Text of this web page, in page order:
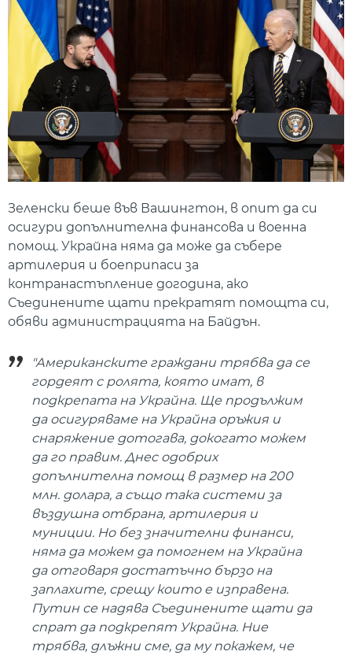
Зеленски беше във Вашингтон, в опит да си
осигури допълнителна финансова и военна
помощ. Украйна няма да може да събере
артилерия и боеприпаси за
контранастъпление догодина, ако
Съединените щати прекратят помощта си,
обяви администрацията на Байдън.
"Американските граждани трябва да се
гордеят с ролята, която имат, в
подкрепата на Украйна. Ще продължим
да осигуряваме на Украйна оръжия и
снаряжение дотогава, докогато можем
да го правим. Днес одобрих
допълнителна помощ в размер на 200
млн. долара, а също така системи за
въздушна отбрана, артилерия и
муниции. Но без значителни финанси,
няма да можем да помогнем на Украйна
да отговаря достатъчно бързо на
заплахите, срещу които е изправена.
Путин се надява Съединените щати да
спрат да подкрепят Украйна. Ние
трябва, длъжни сме, да му покажем, че